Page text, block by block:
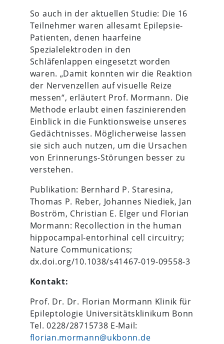
So auch in der aktuellen Studie: Die 16
Teilnehmer waren allesamt Epilepsie-
Patienten, denen haarfeine
Spezialelektroden in den
Schläfenlappen eingesetzt worden
waren. „Damit konnten wir die Reaktion
der Nervenzellen auf visuelle Reize
messen“, erläutert Prof. Mormann. Die
Methode erlaubt einen faszinierenden
Einblick in die Funktionsweise unseres
Gedächtnisses. Möglicherweise lassen
sie sich auch nutzen, um die Ursachen
von Erinnerungs-Störungen besser zu
verstehen.
Publikation: Bernhard P. Staresina,
Thomas P. Reber, Johannes Niediek, Jan
Boström, Christian E. Elger und Florian
Mormann: Recollection in the human
hippocampal-entorhinal cell circuitry;
Nature Communications;
dx.doi.org/10.1038/s41467-019-09558-3
Kontakt:
Prof. Dr. Dr. Florian Mormann Klinik für
Epileptologie Universitätsklinikum Bonn
Tel. 0228/28715738 E-Mail:
florian.mormann@ukbonn.de